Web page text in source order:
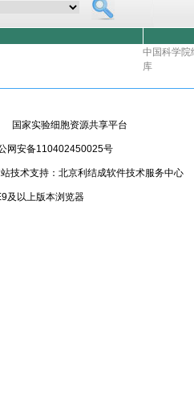
中国科学院
库
家实验细胞资源共享平台
网安备110402450025号
技术支持：北京利结成软件技术服务中心
及以上版本浏览器